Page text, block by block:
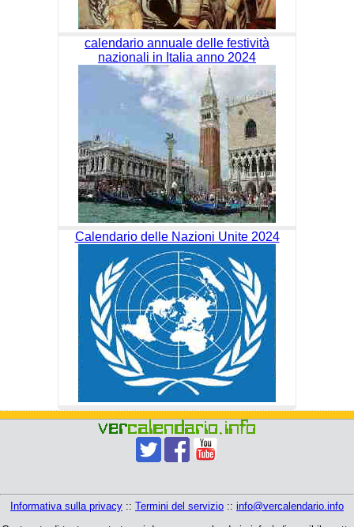
calendario annuale delle festività
nazionali in Italia anno 2024
Calendario delle Nazioni Unite 2024
Informativa sulla privacy :: Termini del servizio :: info@vercalendario.info